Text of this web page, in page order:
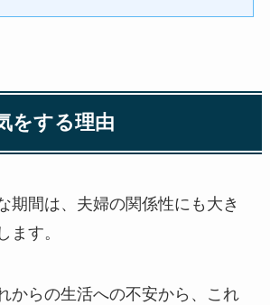
をする理由
期間は、夫婦の関係性にも大き
ます。
からの生活への不安から、これ